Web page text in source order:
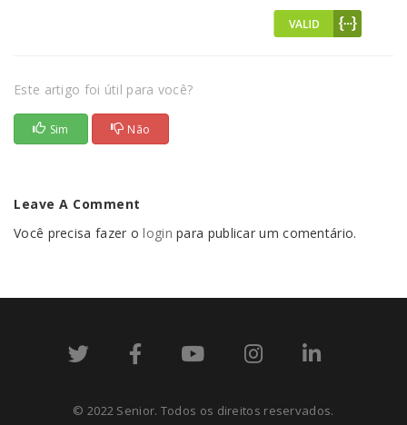
Este artigo foi útil para você?
Sim Não
Leave A Comment
Você precisa fazer ologin para publicar um comentário.
© 2022 Senior. Todos os direitos reservados.